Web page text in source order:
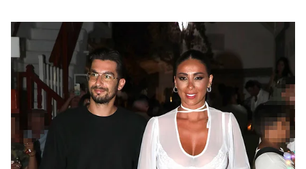
προσθέτει τις δικές της θερμές ευχές.